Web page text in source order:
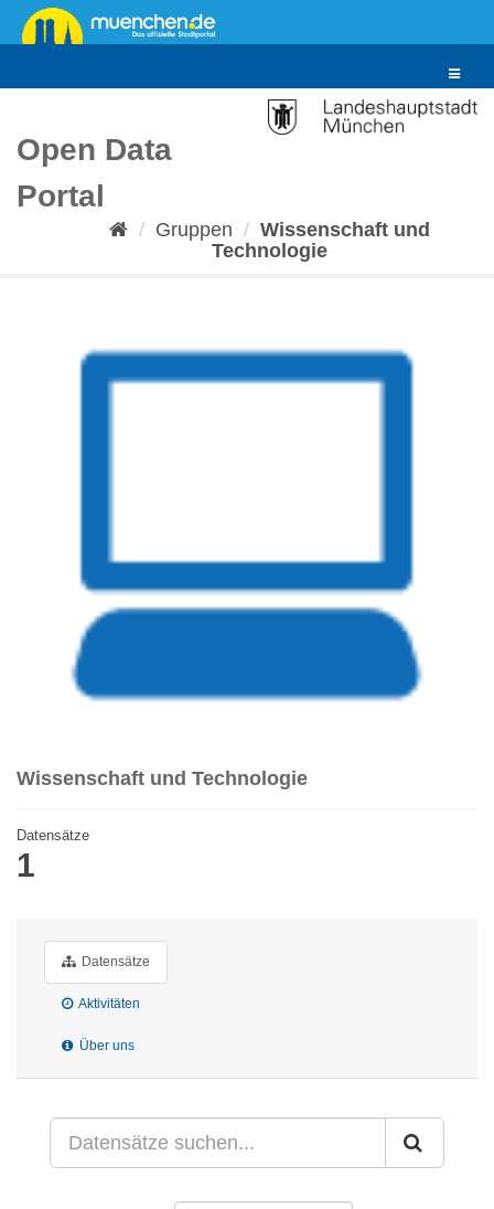
Überspringen
zum
Toggle
Open Data
Portal
Gruppen
Wissenschaft und
Technologie
Wissenschaft und Technologie
Datensätze
1
Datensätze
Aktivitäten
Über uns